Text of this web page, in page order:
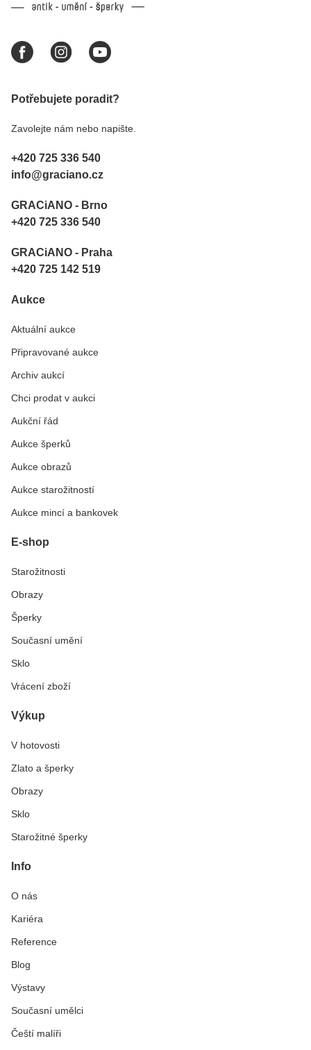
Potřebujete poradit?
Zavolejte nám nebo napište.
+420 725 336 540
info@graciano.cz
GRACiANO - Brno
+420 725 336 540
GRACiANO - Praha
+420 725 142 519
Aukce
Aktuální aukce
Připravované aukce
Archiv aukcí
Chci prodat v aukci
Aukční řád
Aukce šperků
Aukce obrazů
Aukce starožitností
Aukce mincí a bankovek
E-shop
Starožitnosti
Obrazy
Šperky
Současní umění
Sklo
Vrácení zboží
Výkup
V hotovosti
Zlato a šperky
Obrazy
Sklo
Starožitné šperky
Info
O nás
Kariéra
Reference
Blog
Výstavy
Současní umělci
Čeští malíři